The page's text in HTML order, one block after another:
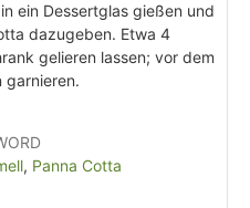
ein Dessertglas gießen und
dazugeben. Etwa 4
gelieren lassen; vor dem
garnieren.
, Panna Cotta